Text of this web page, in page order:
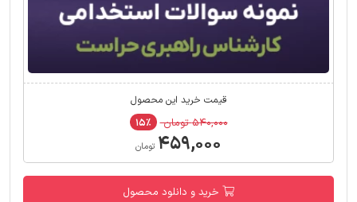
قیمت خرید این محصول
۵۴۰,۰۰۰ تومان ۱۵٪
۴۵۹,۰۰۰ تومان
خرید و دانلود محصول